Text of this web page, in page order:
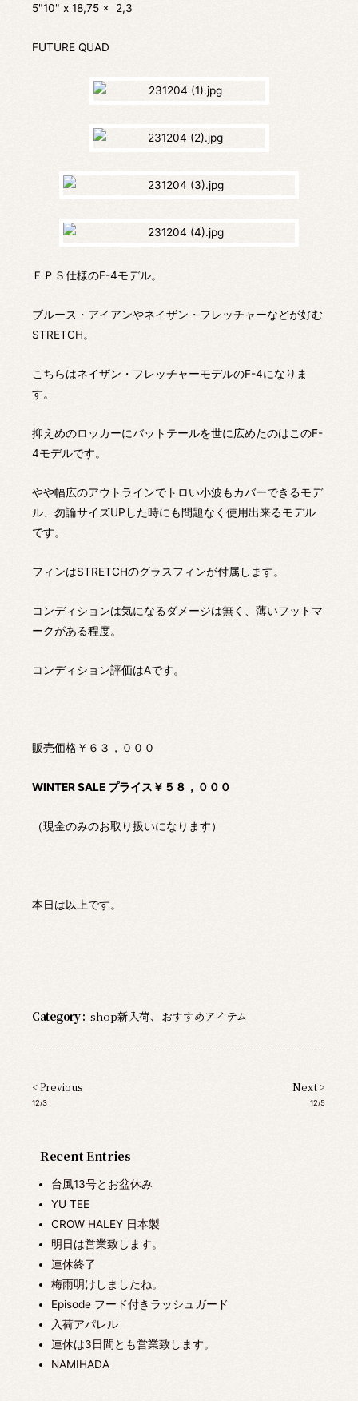
Recent Entries
台風13号とお盆休み
YU TEE
CROW HALEY 日本製
明日は営業致します。
連休終了
梅雨明けしましたね。
Episode フード付きラッシュガード
入荷アパレル
連休は3日間とも営業致します。
NAMIHADA
5"10" x 18,75 x 2,3
FUTURE QUAD
ＥＰＳ仕様のF-4モデル。
ブルース・アイアンやネイザン・フレッチャーなどが好む
STRETCH。
こちらはネイザン・フレッチャーモデルのF-4になりま
す。
抑えめのロッカーにバットテールを世に広めたのはこのF-
4モデルです。
やや幅広のアウトラインでトロい小波もカバーできるモデ
ル、勿論サイズUPした時にも問題なく使用出来るモデル
です。
フィンはSTRETCHのグラスフィンが付属します。
コンディションは気になるダメージは無く、薄いフットマ
ークがある程度。
コンディション評価はAです。
販売価格￥６３，０００
WINTER SALE プライス￥５８，０００
（現金のみのお取り扱いになります）
本日は以上です。
Category : shop新入荷、 おすすめアイテム
< Previous
12/3
Next >
12/5